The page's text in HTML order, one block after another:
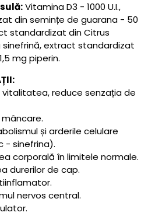
Vitamina D3 - 1000 U.I.,
din semințe de guarana - 50
standardizat din Citrus
sinefrină, extract standardizat
mg piperin.
vitalitatea, reduce senzația de
și arderile celulare
- sinefrina).
corporală în limitele normale.
durerilor de cap.
nervos central.